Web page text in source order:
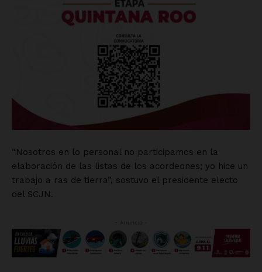
“Nosotros en lo personal no participamos en la
elaboración de las listas de los acordeones; yo hice un
trabajo a ras de tierra”, sostuvo el presidente electo
del SCJN.